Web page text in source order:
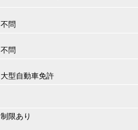
不問
不問
大型自動車免許
制限あり